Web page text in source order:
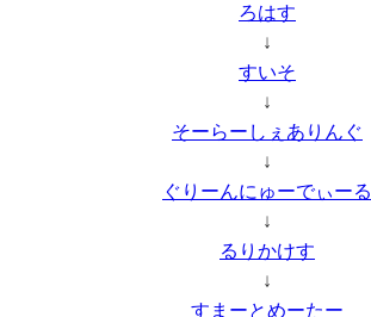
ろはす
↓
すいそ
↓
そーらーしぇありんぐ
↓
ぐりーんにゅーでぃーる
↓
るりかけす
↓
すまーとめーたー